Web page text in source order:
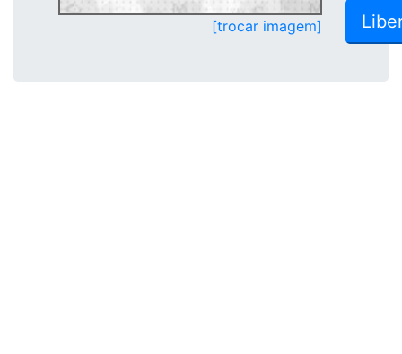
[trocar imagem]